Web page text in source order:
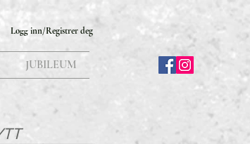
Logg inn/Registrer deg
JUBILEUM